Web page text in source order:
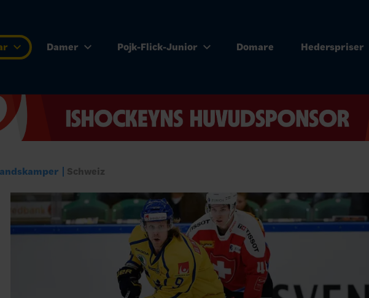
Damer Pojk-Flick-Junior Domare Hederspriser
Schweiz